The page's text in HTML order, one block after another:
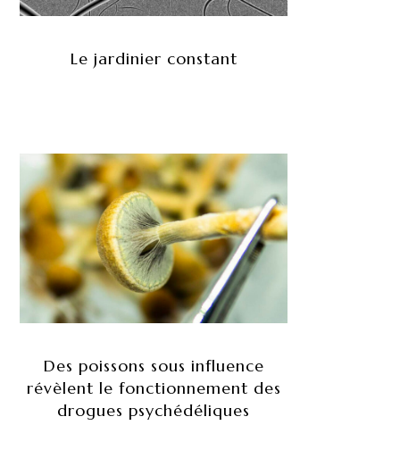
Le jardinier constant
Des poissons sous influence
révèlent le fonctionnement des
drogues psychédéliques